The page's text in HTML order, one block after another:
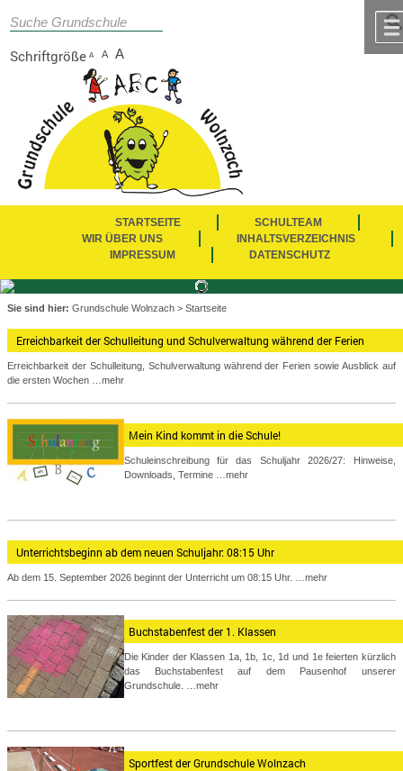
Schriftgröße A A A
STARTSEITE
SCHULTEAM
WIR ÜBER UNS
INHALTSVERZEICHNIS
IMPRESSUM
DATENSCHUTZ
Sie sind hier: Grundschule Wolnzach >Startseite
Erreichbarkeit der Schulleitung und Schulverwaltung während der Ferien
Erreichbarkeit der Schulleitung, Schulverwaltung während der Ferien sowie Ausblick auf
die ersten Wochen
…mehr
Mein Kind kommt in die Schule!
Schuleinschreibung für das Schuljahr 2026/27: Hinweise,
Downloads, Termine
…mehr
Unterrichtsbeginn ab dem neuen Schuljahr: 08:15 Uhr
Ab dem 15. September 2026 beginnt der Unterricht um 08:15 Uhr. …mehr
Buchstabenfest der 1. Klassen
Die Kinder der Klassen 1a, 1b, 1c, 1d und 1e feierten kürzlich
das Buchstabenfest auf dem Pausenhof unserer
Grundschule.
…mehr
Sportfest der Grundschule Wolnzach